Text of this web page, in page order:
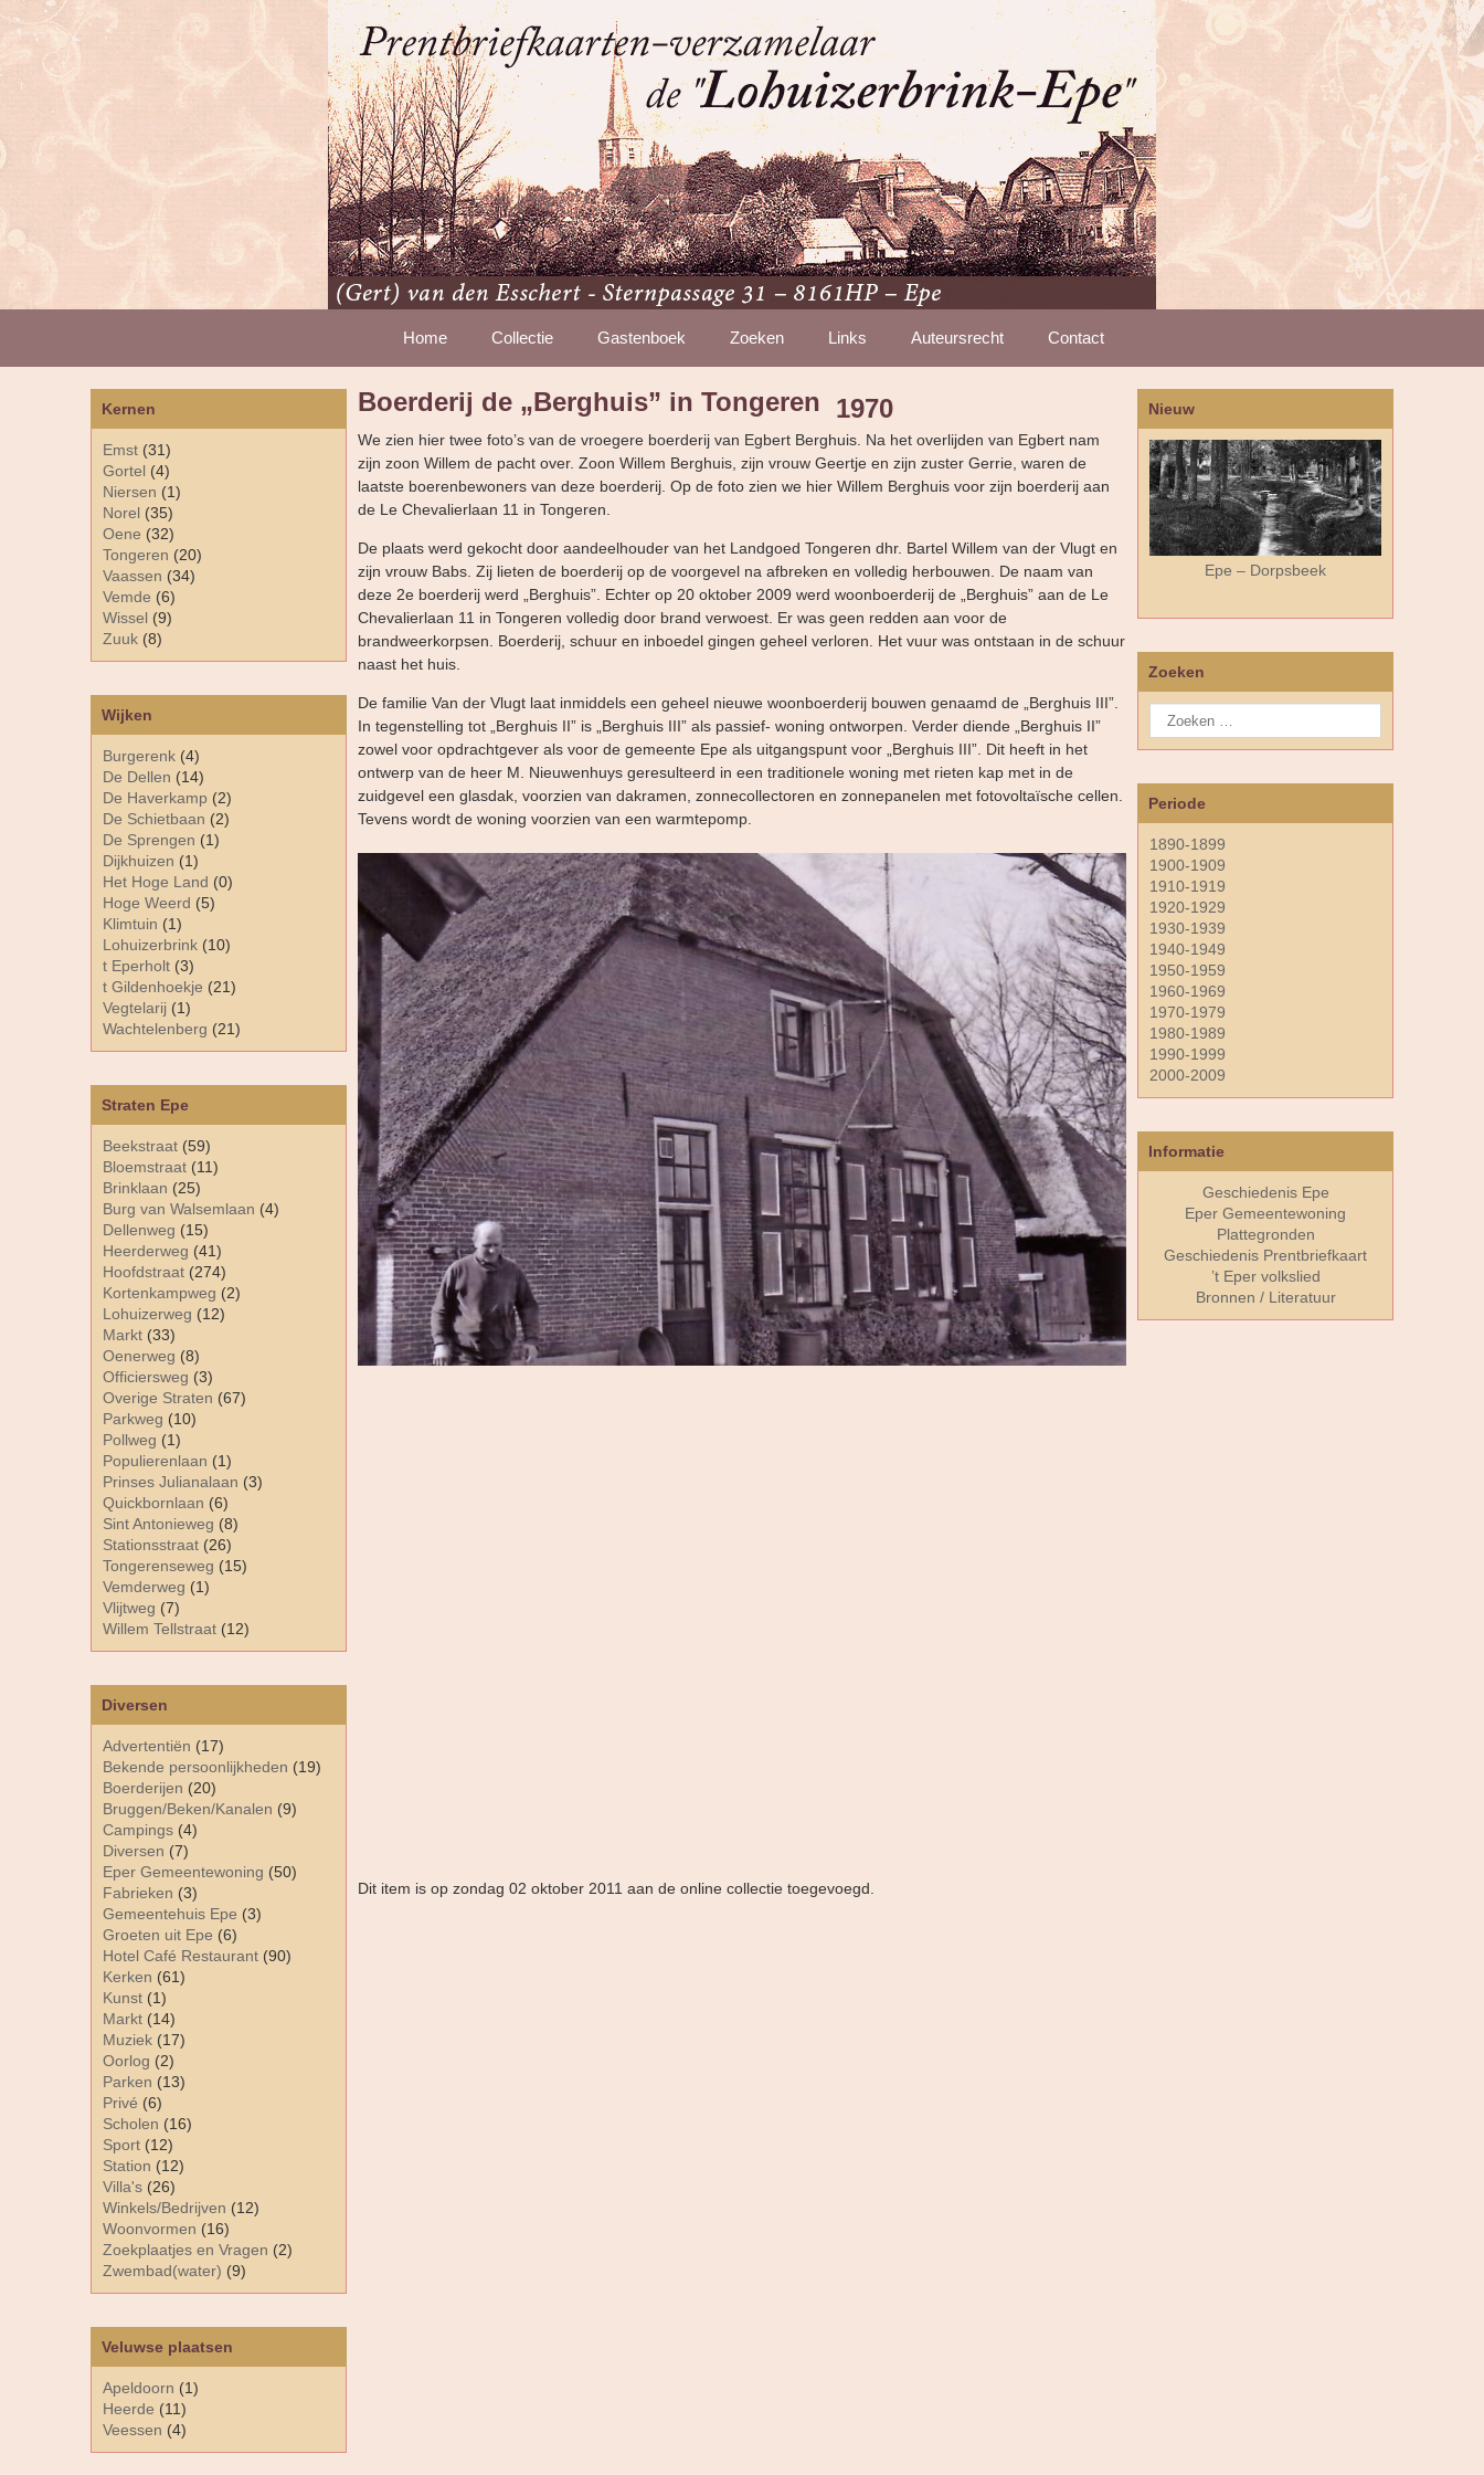
Home Collectie Gastenboek Zoeken Links Auteursrecht Contact
Diversen
Advertentiën (17)
Bekende persoonlijkheden (19)
Boerderijen (20)
Bruggen/Beken/Kanalen (9)
Campings (4)
Diversen (7)
Eper Gemeentewoning (50)
Fabrieken (3)
Gemeentehuis Epe (3)
Groeten uit Epe (6)
Hotel Café Restaurant (90)
Kerken (61)
Kunst (1)
Markt (14)
Muziek (17)
Oorlog (2)
Parken (13)
Privé (6)
Scholen (16)
Sport (12)
Station (12)
Villa's (26)
Winkels/Bedrijven (12)
Woonvormen (16)
Zoekplaatjes en Vragen (2)
Zwembad(water) (9)
Kernen
Emst (31)
Gortel (4)
Niersen (1)
Norel (35)
Oene (32)
Tongeren (20)
Vaassen (34)
Vemde (6)
Wissel (9)
Zuuk (8)
Straten Epe
Beekstraat (59)
Bloemstraat (11)
Brinklaan (25)
Burg van Walsemlaan (4)
Dellenweg (15)
Heerderweg (41)
Hoofdstraat (274)
Kortenkampweg (2)
Lohuizerweg (12)
Markt (33)
Oenerweg (8)
Officiersweg (3)
Overige Straten (67)
Parkweg (10)
Pollweg (1)
Populierenlaan (1)
Prinses Julianalaan (3)
Quickbornlaan (6)
Sint Antonieweg (8)
Stationsstraat (26)
Tongerenseweg (15)
Vemderweg (1)
Vlijtweg (7)
Willem Tellstraat (12)
Veluwse plaatsen
Apeldoorn (1)
Heerde (11)
Veessen (4)
Wijken
Burgerenk (4)
De Dellen (14)
De Haverkamp (2)
De Schietbaan (2)
De Sprengen (1)
Dijkhuizen (1)
Het Hoge Land (0)
Hoge Weerd (5)
Klimtuin (1)
Lohuizerbrink (10)
t Eperholt (3)
t Gildenhoekje (21)
Vegtelarij (1)
Wachtelenberg (21)
Boerderij de „Berghuis” in Tongeren 1970
We zien hier twee foto’s van de vroegere boerderij van Egbert Berghuis. Na het overlijden van Egbert nam
zijn zoon Willem de pacht over. Zoon Willem Berghuis, zijn vrouw Geertje en zijn zuster Gerrie, waren de
laatste boerenbewoners van deze boerderij. Op de foto zien we hier Willem Berghuis voor zijn boerderij aan
de Le Chevalierlaan 11 in Tongeren.
De plaats werd gekocht door aandeelhouder van het Landgoed Tongeren dhr. Bartel Willem van der Vlugt en
zijn vrouw Babs. Zij lieten de boerderij op de voorgevel na afbreken en volledig herbouwen. De naam van
deze 2e boerderij werd „Berghuis”. Echter op 20 oktober 2009 werd woonboerderij de „Berghuis” aan de Le
Chevalierlaan 11 in Tongeren volledig door brand verwoest. Er was geen redden aan voor de
brandweerkorpsen. Boerderij, schuur en inboedel gingen geheel verloren. Het vuur was ontstaan in de schuur
naast het huis.
De familie Van der Vlugt laat inmiddels een geheel nieuwe woonboerderij bouwen genaamd de „Berghuis III”.
In tegenstelling tot „Berghuis II” is „Berghuis III” als passief- woning ontworpen. Verder diende „Berghuis II”
zowel voor opdrachtgever als voor de gemeente Epe als uitgangspunt voor „Berghuis III”. Dit heeft in het
ontwerp van de heer M. Nieuwenhuys geresulteerd in een traditionele woning met rieten kap met in de
zuidgevel een glasdak, voorzien van dakramen, zonnecollectoren en zonnepanelen met fotovoltaïsche cellen.
Tevens wordt de woning voorzien van een warmtepomp.
Dit item is op zondag 02 oktober 2011 aan de online collectie toegevoegd.
Nieuw
Epe – Dorpsbeek
Zoeken
Periode
1890-1899
1900-1909
1910-1919
1920-1929
1930-1939
1940-1949
1950-1959
1960-1969
1970-1979
1980-1989
1990-1999
2000-2009
Informatie
Geschiedenis Epe
Eper Gemeentewoning
Plattegronden
Geschiedenis Prentbriefkaart
’t Eper volkslied
Bronnen / Literatuur